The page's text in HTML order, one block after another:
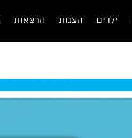
ילדים הצגות הרצאות